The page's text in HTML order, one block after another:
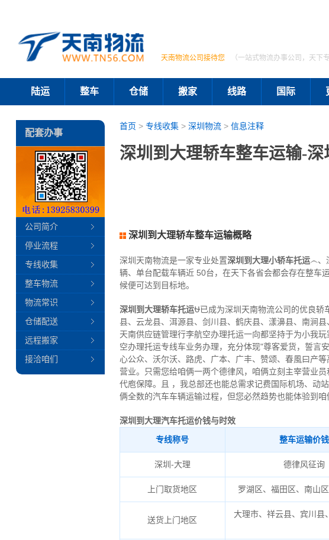
天南物流公司接待您 （一站式物流办事公司，天下
陆运 整车 仓储 搬家 线路 国际
首页 > 专线收集> 深圳物流> 信息注释
深圳到大理轿车整车运输-
深圳到大理轿车整车运输概略
深圳天南物流是一家专业处置深圳到大理小轿车托运෴、
辆、单台配载车辆近 50台，在天下各省会都会存在整车
候便可达到目标地。
深圳到大理轿车托运⛎已成为深圳天南物流公司的优良
县、云龙县、洱源县、剑川县、鹤庆县、漾濞县、南涧县
天南供应链管理行李航空办理托运一向都坚持于为小我
空办理托运专线车业务办理，充分体现"尊客爱货，誓言
心公众、沃尔沃、路虎、广本、广丰、赞颂、春風曰产
营业。只需您给咱俩一两个德律风，咱俩立刻主宰营业
代庖保障。且 ，我总部还也能总需求记费国际机场、动
俩全数的汽车车辆运输过程，但您必然趋势也能体验到
深圳到大理汽车托运价钱与时效
专线称号
整车运输价钱
深圳-大理 德律风征询
上门取货地区 罗湖区、福田区、南山
送货上门地区
大理市、祥云县、宾川县
配套办事
公司简介
停业流程
专线收集
整车物流
物流常识
仓储配送
远程搬家
接洽咱们